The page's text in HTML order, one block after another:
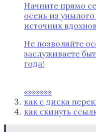
Начните прямо
осень из
источник
Не позволяйте
заслуживаете
года!
«»»»»»»
как с диска
как скинуть